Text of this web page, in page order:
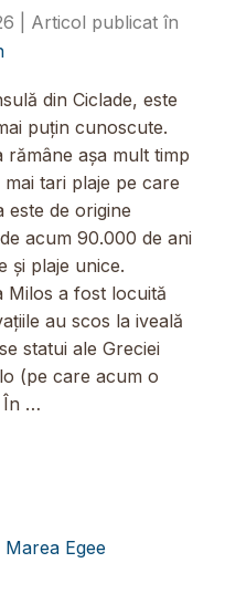
din Ciclade, este
puțin cunoscute.
rămâne așa mult timp
tari plaje pe care
este de origine
acum 90.000 de ani
și plaje unice.
Milos a fost locuită
au scos la iveală
statui ale Greciei
(pe care acum o
În …
Marea Egee